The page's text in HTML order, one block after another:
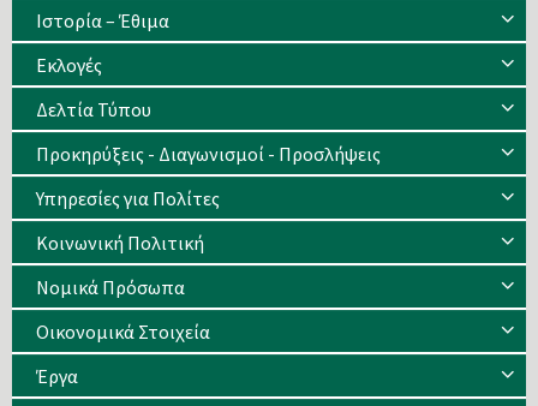
Ιστορία – Έθιμα
Eκλογές
Δελτία Τύπου
Προκηρύξεις - Διαγωνισμοί - Προσλήψεις
Υπηρεσίες για Πολίτες
Κοινωνική Πολιτική
Νομικά Πρόσωπα
Οικονομικά Στοιχεία
Έργα